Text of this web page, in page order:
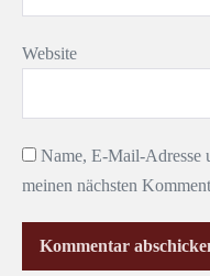
Website
Name, E-Mail-Adresse
meinen nächsten